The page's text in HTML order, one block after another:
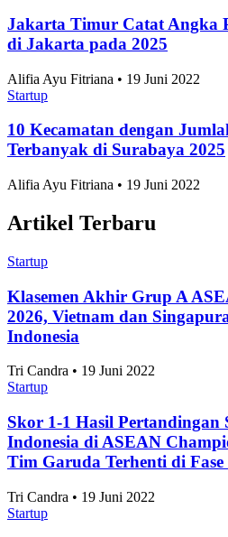
Jakarta Timur Catat Angka
di Jakarta pada 2025
Alifia Ayu Fitriana • 19 Juni 2022
Startup
10 Kecamatan dengan
Terbanyak di Surabaya 2025
Alifia Ayu Fitriana • 19 Juni 2022
Artikel Terbaru
Startup
Klasemen Akhir Grup A
2026, Vietnam dan
Indonesia
Tri Candra • 19 Juni 2022
Startup
Skor 1-1 Hasil Pertandingan
Indonesia di ASEAN
Tim Garuda Terhenti di
Tri Candra • 19 Juni 2022
Startup